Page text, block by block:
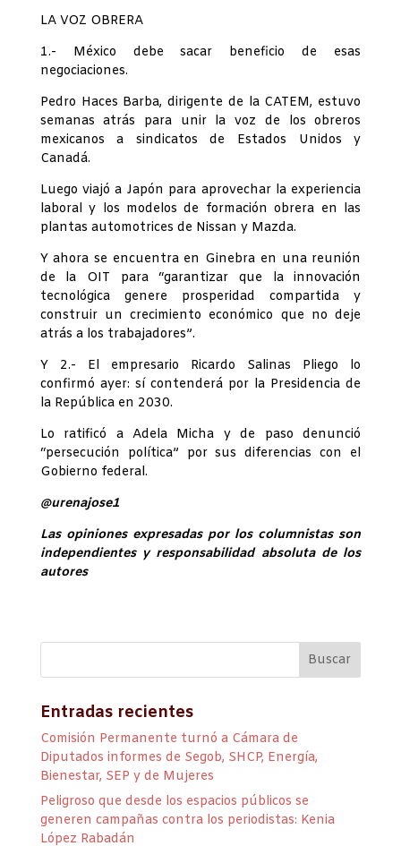
LA VOZ OBRERA
1.- México debe sacar beneficio de esas
negociaciones.
Pedro Haces Barba, dirigente de la CATEM, estuvo
semanas atrás para unir la voz de los obreros
mexicanos a sindicatos de Estados Unidos y
Canadá.
Luego viajó a Japón para aprovechar la experiencia
laboral y los modelos de formación obrera en las
plantas automotrices de Nissan y Mazda.
Y ahora se encuentra en Ginebra en una reunión
de la OIT para “garantizar que la innovación
tecnológica genere prosperidad compartida y
construir un crecimiento económico que no deje
atrás a los trabajadores”.
Y 2.- El empresario Ricardo Salinas Pliego lo
confirmó ayer: sí contenderá por la Presidencia de
la República en 2030.
Lo ratificó a Adela Micha y de paso denunció
“persecución política” por sus diferencias con el
Gobierno federal.
@urenajose1
Las opiniones expresadas por los columnistas son
independientes y responsabilidad absoluta de los
autores
Entradas recientes
Comisión Permanente turnó a Cámara de
Diputados informes de Segob, SHCP, Energía,
Bienestar, SEP y de Mujeres
Peligroso que desde los espacios públicos se
generen campañas contra los periodistas: Kenia
López Rabadán